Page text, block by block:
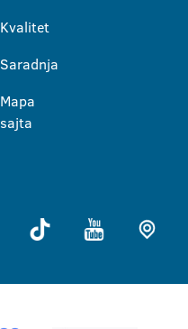
Kvalitet
Saradnja
Mapa
sajta